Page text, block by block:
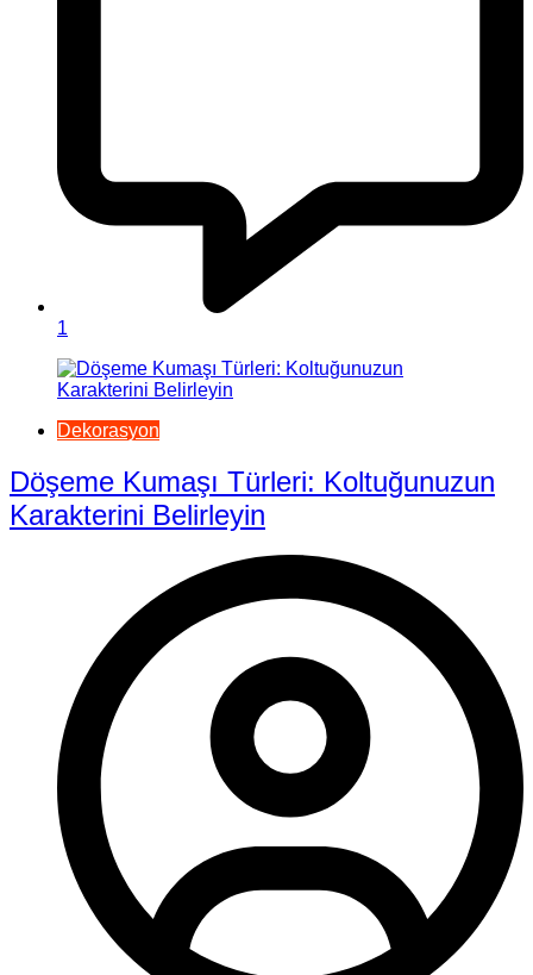
1
Dekorasyon
Döşeme Kumaşı Türleri: Koltuğunuzun
Karakterini Belirleyin